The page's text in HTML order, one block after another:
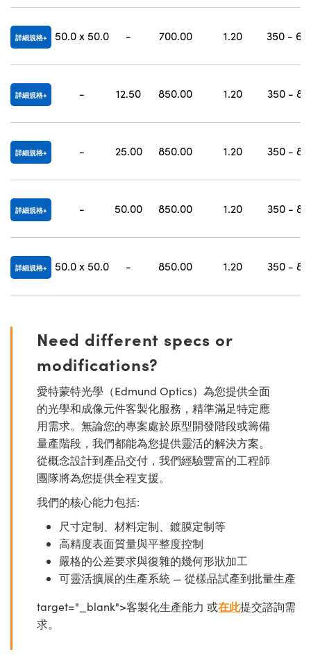
詳細規格 50.0 x 50.0 - 700.00 1.20 350 -
詳細規格 - 12.50 850.00 1.20 350 -
詳細規格 - 25.00 850.00 1.20 350 -
詳細規格 - 50.00 850.00 1.20 350 -
詳細規格 50.0 x 50.0 - 850.00 1.20 350 -
Need different specs or
modifications?
愛特蒙特光學（Edmund Optics）為您提供全面
的光學和成像元件客製化服務，精準滿足特定應
用需求。無論您的專案處於原型開發階段或籌備
量產階段，我們都能為您提供靈活的解決方案。
從概念設計到產品交付，我們經驗豐富的工程師
團隊將為您提供全程支援。
我們的核心能力包括:
尺寸定制、材料定制、鍍膜定制等
高精度表面質量與平整度控制
嚴格的公差要求與復雜的幾何形狀加工
可靈活擴展的生產系統 — 從樣品試產到批量生產
target="_blank">客製化生產能力 或在此提交諮詢需
求。